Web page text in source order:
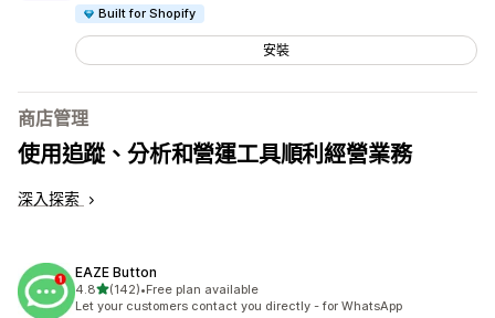
Built for Shopify
安裝
商店管理
使用追蹤、分析和營運工具順利經營業務
深入探索
EAZE Button
4.8滿分 5 顆星
(142)
共有 142 則評價
•Free plan available
Let your customers contact you directly - for WhatsApp